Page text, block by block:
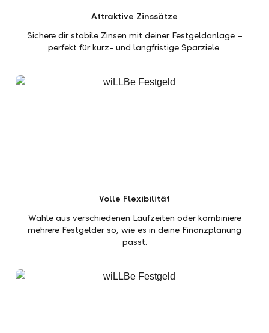
Attraktive Zinssätze
Sichere dir stabile Zinsen mit deiner Festgeldanlage –
perfekt für kurz- und langfristige Sparziele.
Volle Flexibilität
Wähle aus verschiedenen Laufzeiten oder kombiniere
mehrere Festgelder so, wie es in deine Finanzplanung
passt.